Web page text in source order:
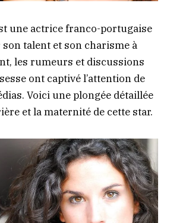
une actrice franco-portugaise
talent et son charisme à
les rumeurs et discussions
ont captivé l’attention de
Voici une plongée détaillée
et la maternité de cette star.